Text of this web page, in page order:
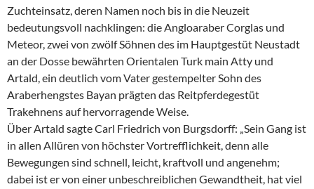
Zuchteinsatz, deren Namen noch bis in die Neuzeit
bedeutungsvoll nachklingen: die Angloaraber Corglas und
Meteor, zwei von zwölf Söhnen des im Hauptgestüt Neustadt
an der Dosse bewährten Orientalen Turk main Atty und
Artald, ein deutlich vom Vater gestempelter Sohn des
Araberhengstes Bayan prägten das Reitpferdegestüt
Trakehnens auf hervorragende Weise.
Über Artald sagte Carl Friedrich von Burgsdorff: „Sein Gang ist
in allen Allüren von höchster Vortrefflichkeit, denn alle
Bewegungen sind schnell, leicht, kraftvoll und angenehm;
dabei ist er von einer unbeschreiblichen Gewandtheit, hat viel